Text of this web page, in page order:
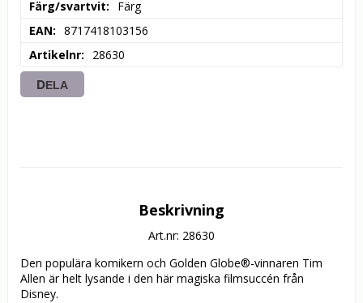
Färg/svartvit
Färg
EAN
8717418103156
Artikelnr
28630
DELA
Beskrivning
Art.nr: 28630
Den populära komikern och Golden Globe®-vinnaren Tim
Allen är helt lysande i den här magiska filmsuccén från
Disney.